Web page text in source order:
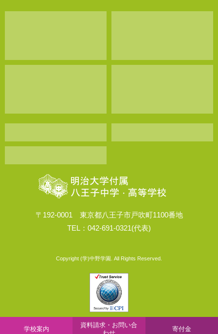
〒192-0001 東京都八王子市戸吹町1100番地
TEL：042-691-0321(代表)
Copyright (学)中野学園. All Rights Reserved.
学校案内
資料請求・お問い合
寄付金